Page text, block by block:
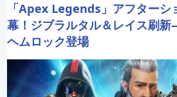
「Apex Legends」アフターシ
幕！ジブラルタル＆レイス刷
ヘムロック登場